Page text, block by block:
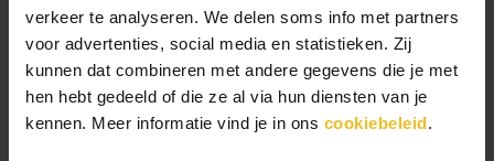
verkeer te analyseren. We delen soms info met partners
voor advertenties, social media en statistieken. Zij
kunnen dat combineren met andere gegevens die je met
hen hebt gedeeld of die ze al via hun diensten van je
kennen. Meer informatie vind je in ons cookiebeleid
Dat is logisch, want er worden meer bestellingen
gedaan dan dat er betalingen worden verwerkt. Door
je aantal apparaten daarop af te stemmen, werk je
efficiënter en houd je de bediening in beweging
zonder onnodig te wachten bij het afrekenen.